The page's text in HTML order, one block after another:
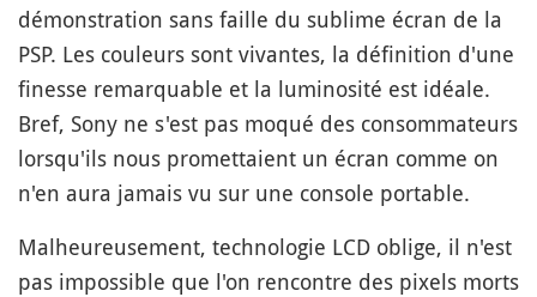
démonstration sans faille du sublime écran de la
PSP. Les couleurs sont vivantes, la définition d'une
finesse remarquable et la luminosité est idéale.
Bref, Sony ne s'est pas moqué des consommateurs
lorsqu'ils nous promettaient un écran comme on
n'en aura jamais vu sur une console portable.
Malheureusement, technologie LCD oblige, il n'est
pas impossible que l'on rencontre des pixels morts